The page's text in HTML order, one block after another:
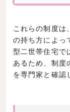
これらの制度は
の持ち方によっ
型二世帯住宅で
あるため、制度
を専門家と確認